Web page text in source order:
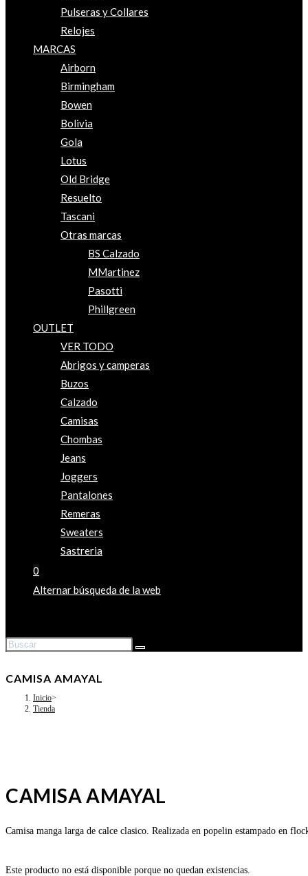
Pulseras y Collares
Relojes
MARCAS
Airborn
Birmingham
Bowen
Bolivia
Gola
Lotus
Old Bridge
Resuelto
Tascani
Otras marcas
BS Calzado
MMartinez
Pasotti
Phillgreen
OUTLET
VER TODO
Abrigos y camperas
Buzos
Calzado
Camisas
Chombas
Jeans
Joggers
Pantalones
Remeras
Sweaters
Sastreria
0
Alternar búsqueda de la web
CAMISA AMAYAL
Inicio>
Tienda
CAMISA AMAYAL
Camisa manga larga de calce clasico. Realizada en popelin estampado en
Este producto no está disponible porque no quedan existencias.